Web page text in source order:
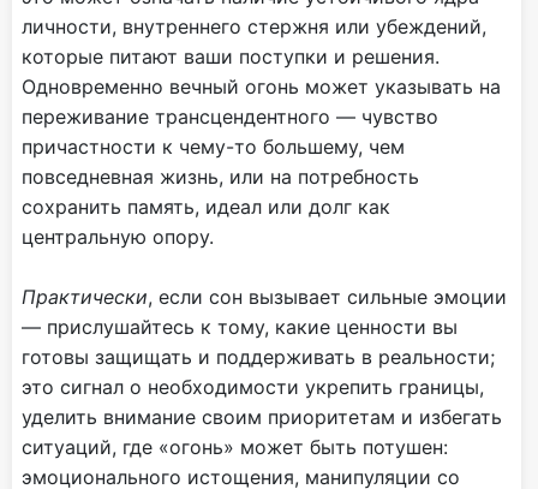
личности, внутреннего стержня или убеждений,
которые питают ваши поступки и решения.
Одновременно вечный огонь может указывать на
переживание трансцендентного — чувство
причастности к чему-то большему, чем
повседневная жизнь, или на потребность
сохранить память, идеал или долг как
центральную опору.
Практически, если сон вызывает сильные эмоции
— прислушайтесь к тому, какие ценности вы
готовы защищать и поддерживать в реальности;
это сигнал о необходимости укрепить границы,
уделить внимание своим приоритетам и избегать
ситуаций, где «огонь» может быть потушен:
эмоционального истощения, манипуляции со